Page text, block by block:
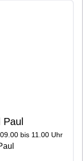
bis 11.00 Uhr